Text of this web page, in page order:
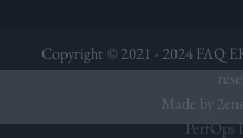
Copyright © 2021 - 2024
Made by
PerfOps